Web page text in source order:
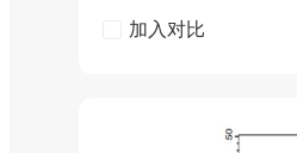
加入对比